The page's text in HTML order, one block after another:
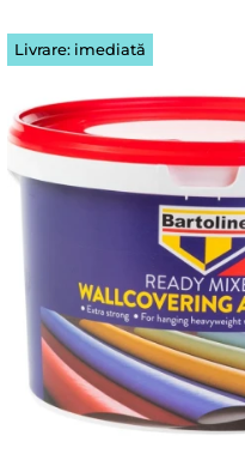
Livrare: imediată